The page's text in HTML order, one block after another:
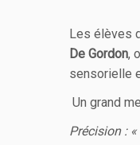
Les élèves
De Gordon,
sensorielle
Un grand
Précision :